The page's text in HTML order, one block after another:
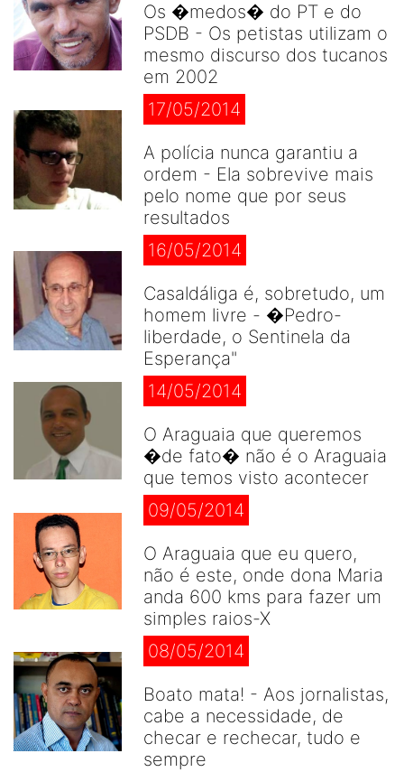
Os �medos� do PT e do
PSDB - Os petistas utilizam o
mesmo discurso dos tucanos
em 2002
17/05/2014
A polícia nunca garantiu a
ordem - Ela sobrevive mais
pelo nome que por seus
resultados
16/05/2014
Casaldáliga é, sobretudo, um
homem livre - �Pedro-
liberdade, o Sentinela da
Esperança"
14/05/2014
O Araguaia que queremos
�de fato� não é o Araguaia
que temos visto acontecer
09/05/2014
O Araguaia que eu quero,
não é este, onde dona Maria
anda 600 kms para fazer um
simples raios-X
08/05/2014
Boato mata! - Aos jornalistas,
cabe a necessidade, de
checar e rechecar, tudo e
sempre